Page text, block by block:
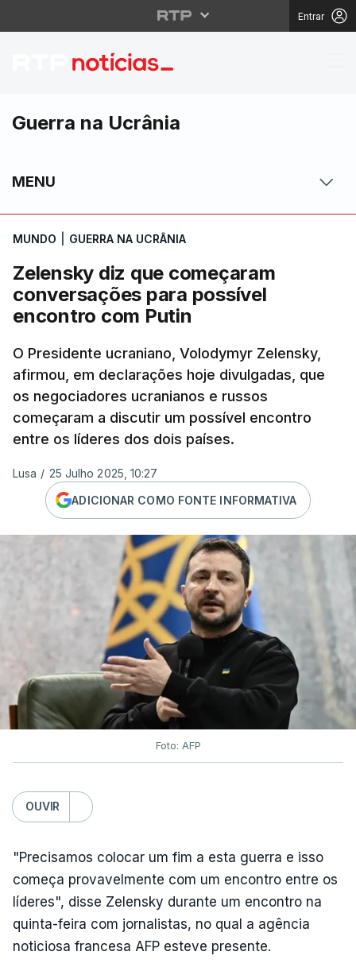
Entrar
Zelensky diz que
Guerra na Ucrânia
MENU
MUNDO GUERRA NA UCRÂNIA
Zelensky diz que começaram
conversações para possível
encontro com Putin
O Presidente ucraniano, Volodymyr Zelensky,
afirmou, em declarações hoje divulgadas, que
os negociadores ucranianos e russos
começaram a discutir um possível encontro
entre os líderes dos dois países.
Lusa / 25 Julho 2025, 10:27
ADICIONAR COMO FONTE INFORMATIVA
Foto: AFP
OUVIR
"Precisamos colocar um fim a esta guerra e isso
começa provavelmente com um encontro entre os
líderes", disse Zelensky durante um encontro na
quinta-feira com jornalistas, no qual a agência
noticiosa francesa AFP esteve presente.